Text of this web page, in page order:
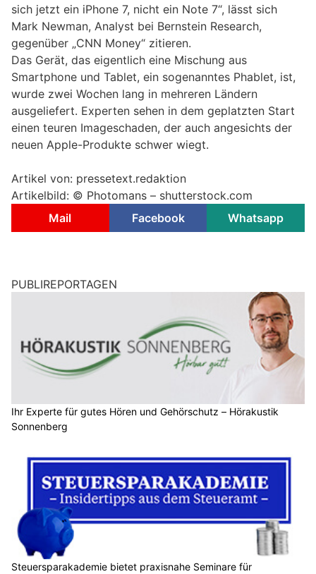
sich jetzt ein iPhone 7, nicht ein Note 7“, lässt sich
Mark Newman, Analyst bei Bernstein Research,
gegenüber „CNN Money“ zitieren.
Das Gerät, das eigentlich eine Mischung aus
Smartphone und Tablet, ein sogenanntes Phablet, ist,
wurde zwei Wochen lang in mehreren Ländern
ausgeliefert. Experten sehen in dem geplatzten Start
einen teuren Imageschaden, der auch angesichts der
neuen Apple-Produkte schwer wiegt.
Artikel von: pressetext.redaktion
Artikelbild: © Photomans – shutterstock.com
Mail
Facebook Whatsapp
PUBLIREPORTAGEN
Ihr Experte für gutes Hören und Gehörschutz – Hörakustik
Sonnenberg
Steuersparakademie bietet praxisnahe Seminare für